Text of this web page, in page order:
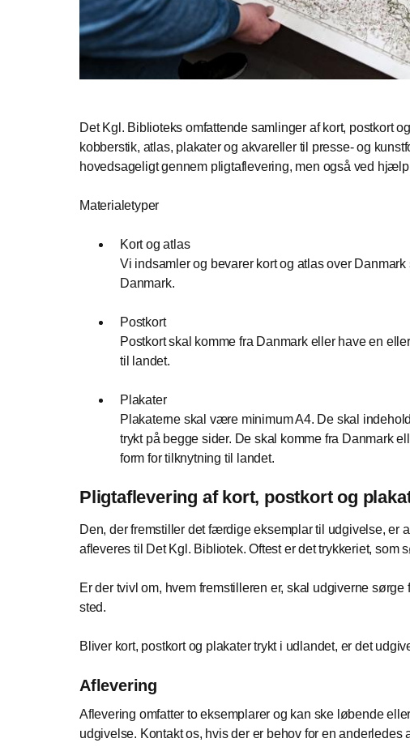
Det Kgl. Biblioteks omfattende samlinger af kort, postkort
kobberstik, atlas, plakater og akvareller til presse- og
hovedsageligt gennem pligtaflevering, men også ved
Materialetyper
Kort og atlas
Vi indsamler og bevarer kort og atlas over Danmark
Danmark.
Postkort
Postkort skal komme fra Danmark eller have en
til landet.
Plakater
Plakaterne skal være minimum A4. De skal
trykt på begge sider. De skal komme fra Danmark
form for tilknytning til landet.
Pligtaflevering af kort, postkort og
Den, der fremstiller det færdige eksemplar til udgivelse, er
afleveres til Det Kgl. Bibliotek. Oftest er det trykkeriet, som
Er der tvivl om, hvem fremstilleren er, skal udgiverne sørge
sted.
Bliver kort, postkort og plakater trykt i udlandet, er det
Aflevering
Aflevering omfatter to eksemplarer og kan ske løbende
udgivelse. Kontakt os, hvis der er behov for en anderledes